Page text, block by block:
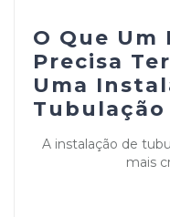
O Que
Precisa
Uma
Tubulação
A instalação de
mais